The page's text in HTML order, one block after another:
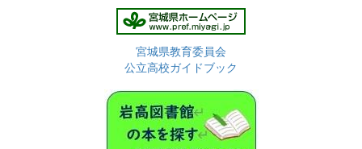
宮城県教育委員会
公立高校ガイドブック